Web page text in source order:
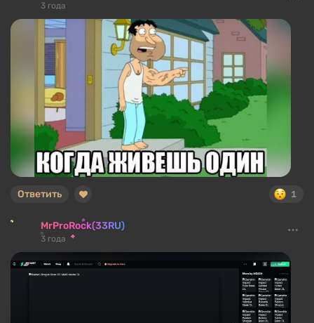
3 года
1
Ответить
MrProRock(33RU)
3 года